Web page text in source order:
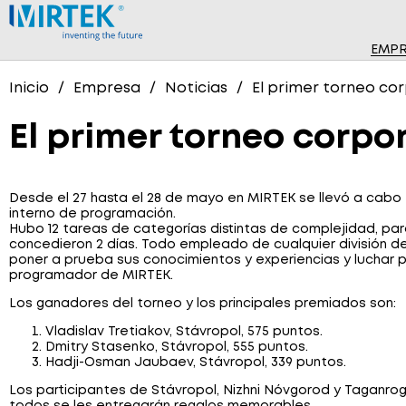
Inicio Empresa Noticias El primer torneo
El primer torneo
Desde el 27 hasta el 28 de mayo en MIRTEK se llevó a
interno de programación.
Hubo 12 tareas de categorías distintas de complejidad,
concedieron 2 días. Todo empleado de cualquier división
poner a prueba sus conocimientos y experiencias y luchar
programador de MIRTEK.
Los ganadores del torneo y los principales premiados son:
Vladislav Tretiakov, Stávropol, 575 puntos.
Dmitry Stasenko, Stávropol, 555 puntos.
Hadji-Osman Jaubaev, Stávropol, 339 puntos.
Los participantes de Stávropol, Nizhni Nóvgorod y Taganrog